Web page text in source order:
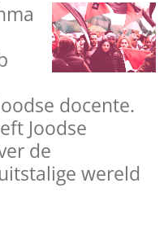
docente.
Joodse
de
wereld